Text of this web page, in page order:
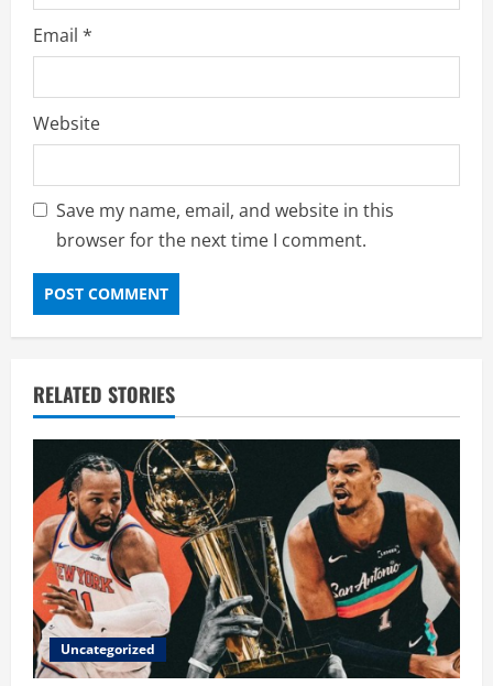
Email *
Website
Save my name, email, and website in this
browser for the next time I comment.
RELATED STORIES
Uncategorized